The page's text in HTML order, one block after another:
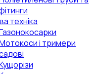
техніка
і тримери